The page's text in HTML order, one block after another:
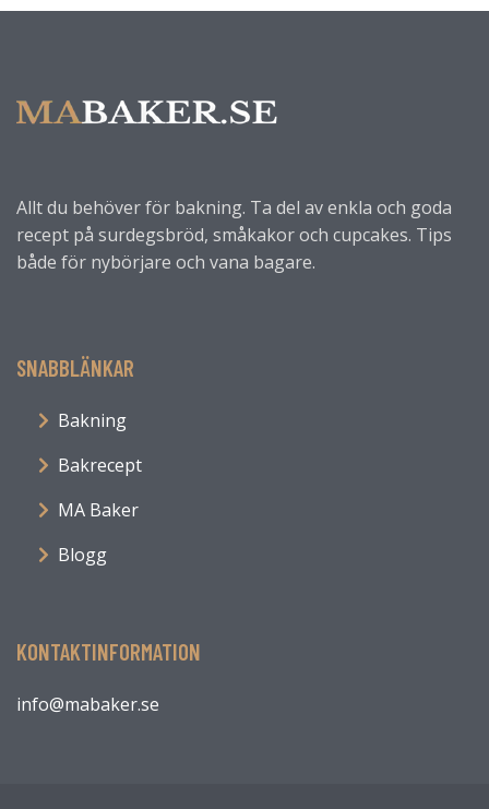
Allt du behöver för bakning. Ta del av enkla och goda
recept på surdegsbröd, småkakor och cupcakes. Tips
både för nybörjare och vana bagare.
SNABBLÄNKAR
Bakning
Bakrecept
MA Baker
Blogg
KONTAKTINFORMATION
info@mabaker.se